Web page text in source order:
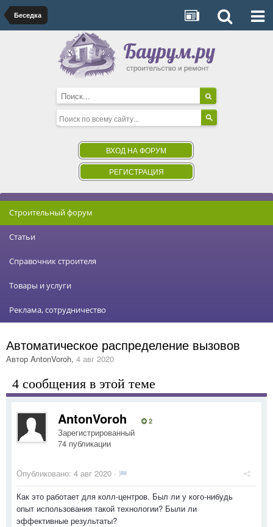
Беседка
ВХОД НА ФОРУМ
РЕГИСТРАЦИЯ
Строительный форум
Статьи
Справочник строителя
Товары и услуги
Реклама, сотрудничество
Автоматическое распределение вызовов
Автор AntonVoroh, 4 авг 2020
4 сообщения в этой теме
AntonVoroh 2
Зарегистрированный
74 публикации
Опубликовано: 4 авг 2020 ·
Как это работает для колл-центров. Был ли у кого-нибудь
опыт использования такой технологии? Были ли
эффективные результаты?